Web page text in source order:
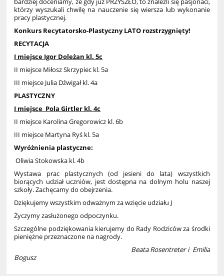
którzy wyszukali chwilę na nauczenie się wiersza lub wykonanie
pracy plastycznej.
Konkurs Recytatorsko-Plastyczny LATO rozstrzygnięty!
RECYTACJA
I miejsce Igor Doleżan kl. 5c
II miejsce Miłosz Skrzypiec kl. 5a
III miejsce Julia Dźwigał kl. 4a
PLASTYCZNY
I miejsce Pola Girtler kl. 4c
II miejsce Karolina Gregorowicz kl. 6b
III miejsce Martyna Ryś kl. 5a
Wyróżnienia plastyczne:
Oliwia Stokowska kl. 4b
Wystawa prac plastycznych (od jesieni do lata) wszystkich
biorących udział uczniów, jest dostępna na dolnym holu naszej
szkoły. Zachęcamy do obejrzenia.
Dziękujemy wszystkim odważnym za wzięcie udziału J
Życzymy zasłużonego odpoczynku.
Szczególne podziękowania kierujemy do Rady Rodziców za środki
pieniężne przeznaczone na nagrody.
Beata Rosentreter i Emilia
Bogusz